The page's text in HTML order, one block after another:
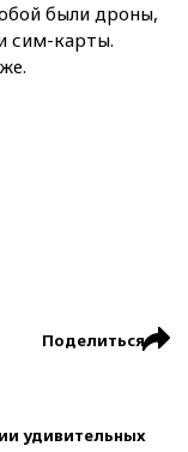
были дроны,
сим-карты.
Поделиться
удивительных